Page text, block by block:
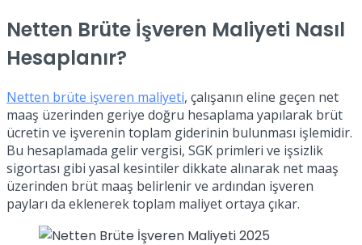
Netten Brüte İşveren Maliyeti Nasıl
Hesaplanır?
Netten brüte işveren maliyeti, çalışanın eline geçen net
maaş üzerinden geriye doğru hesaplama yapılarak brüt
ücretin ve işverenin toplam giderinin bulunması işlemidir.
Bu hesaplamada gelir vergisi, SGK primleri ve işsizlik
sigortası gibi yasal kesintiler dikkate alınarak net maaş
üzerinden brüt maaş belirlenir ve ardından işveren
payları da eklenerek toplam maliyet ortaya çıkar.